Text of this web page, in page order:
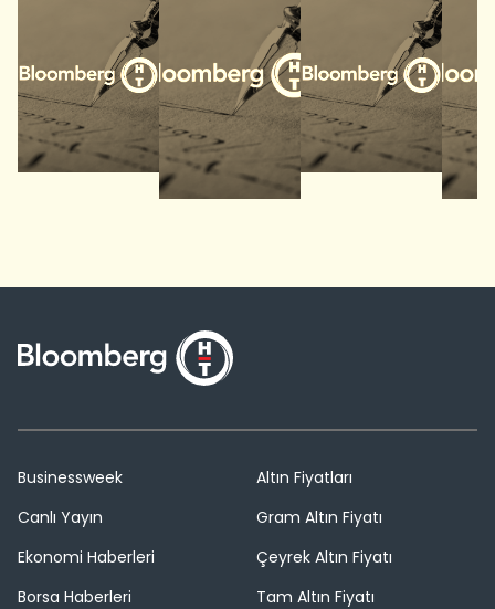
Businessweek
Canlı Yayın
Ekonomi Haberleri
Borsa Haberleri
Altın Fiyatları
Gram Altın Fiyatı
Çeyrek Altın Fiyatı
Tam Altın Fiyatı